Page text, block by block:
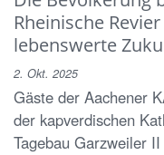
Rheinische
lebenswerte
2. Okt. 2025
Gäste der Aachener
der kapverdischen
Tagebau Garzweiler